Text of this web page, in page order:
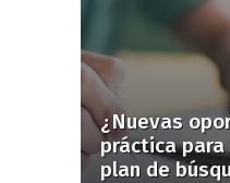
¿Nuevas
práctica para
plan de